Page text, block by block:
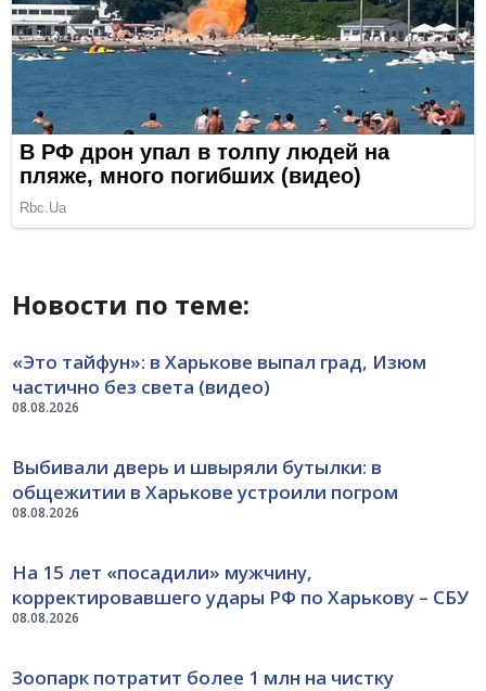
Новости по теме:
08.08.2026
«Это тайфун»: в Харькове выпал град, Изюм
частично без света (видео)
08.08.2026
Выбивали дверь и швыряли бутылки: в
общежитии в Харькове устроили погром
08.08.2026
На 15 лет «посадили» мужчину,
корректировавшего удары РФ по Харькову – СБУ
Зоопарк потратит более 1 млн на чистку